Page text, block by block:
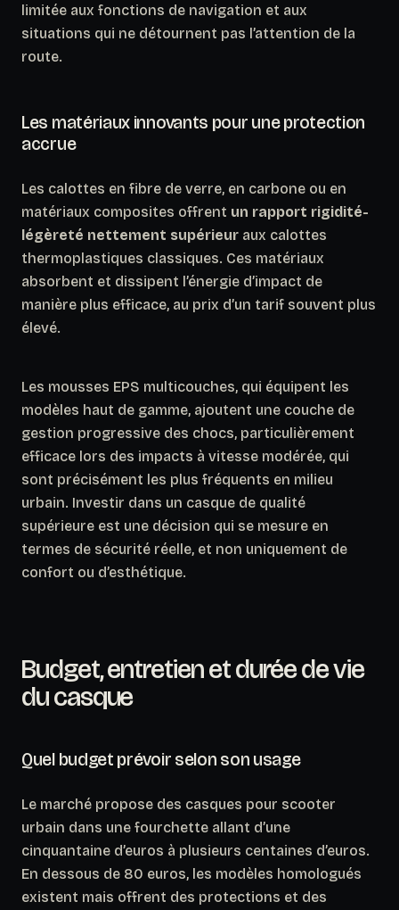
limitée aux fonctions de navigation et aux
situations qui ne détournent pas l’attention de la
route.
Les matériaux innovants pour une protection
accrue
Les calottes en fibre de verre, en carbone ou en
matériaux composites offrent un rapport rigidité-
légèreté nettement supérieur aux calottes
thermoplastiques classiques. Ces matériaux
absorbent et dissipent l’énergie d’impact de
manière plus efficace, au prix d’un tarif souvent plus
élevé.
Les mousses EPS multicouches, qui équipent les
modèles haut de gamme, ajoutent une couche de
gestion progressive des chocs, particulièrement
efficace lors des impacts à vitesse modérée, qui
sont précisément les plus fréquents en milieu
urbain. Investir dans un casque de qualité
supérieure est une décision qui se mesure en
termes de sécurité réelle, et non uniquement de
confort ou d’esthétique.
Budget, entretien et durée de vie
du casque
Quel budget prévoir selon son usage
Le marché propose des casques pour scooter
urbain dans une fourchette allant d’une
cinquantaine d’euros à plusieurs centaines d’euros.
En dessous de 80 euros, les modèles homologués
existent mais offrent des protections et des